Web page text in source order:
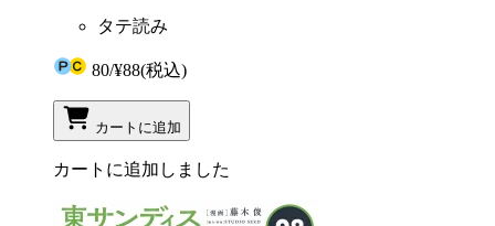
タテ読み
80/¥88(税込)
カートに追加
カートに追加しました